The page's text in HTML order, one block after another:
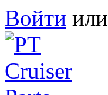
Войти или